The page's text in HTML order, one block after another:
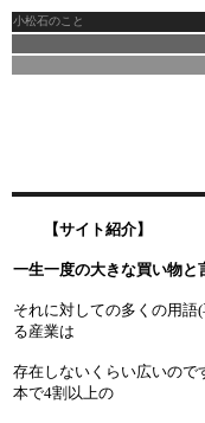
小松石のこと
【サイト紹介】
一生一度の大きな買い物と
それに対しての多くの用
る産業は
存在しないくらい広いので
本で4割以上の